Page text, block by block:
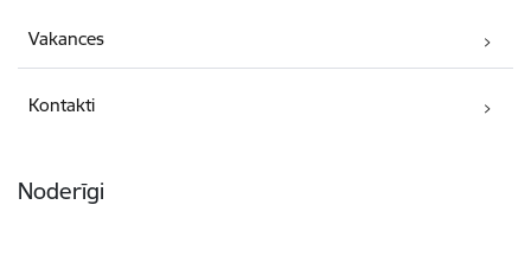
Vakances
Kontakti
Noderīgi